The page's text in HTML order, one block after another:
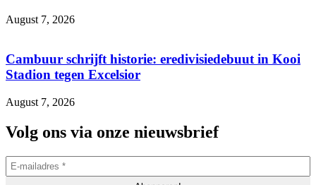
August 7, 2026
Cambuur schrijft historie: eredivisiedebuut in Kooi
Stadion tegen Excelsior
August 7, 2026
Volg ons via onze nieuwsbrief